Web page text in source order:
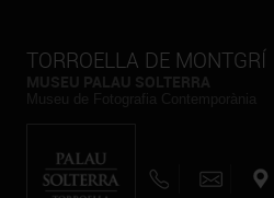
TORROELLA DE MONTGRÍ